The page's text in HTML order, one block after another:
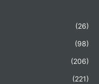
(26)
(98)
(206)
(221)